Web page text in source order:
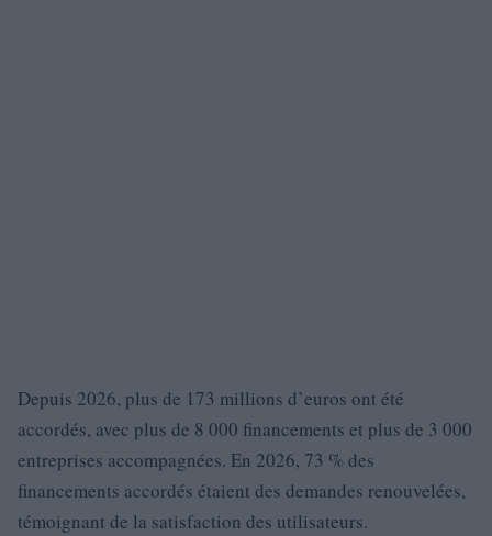
Depuis 2026, plus de 173 millions d’euros ont été
accordés, avec plus de 8 000 financements et plus de 3 000
entreprises accompagnées. En 2026, 73 % des
financements accordés étaient des demandes renouvelées,
témoignant de la satisfaction des utilisateurs.